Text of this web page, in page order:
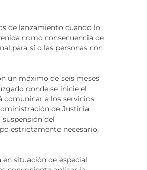
de lanzamiento cuando lo
como consecuencia de
para sí o las personas con
un máximo de seis meses
donde se inicie el
comunicar a los servicios
de Justicia
del
estrictamente necesario,
situación de especial